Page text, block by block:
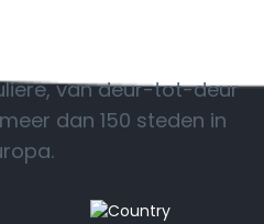
van deur-tot-deur
dan 150 steden in